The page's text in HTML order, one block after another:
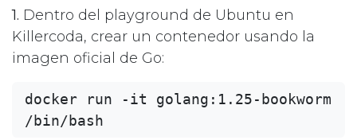
1. Dentro del playground de Ubuntu en
Killercoda, crear un contenedor usando la
imagen oficial de Go:
docker run -it golang:1.25-bookworm